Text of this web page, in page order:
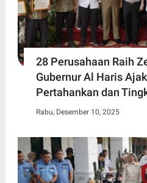
28 Perusahaan Raih
Gubernur Al Haris
Pertahankan dan
Rabu, Desember 10, 2025